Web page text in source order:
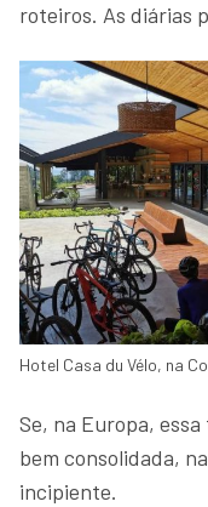
roteiros. As diárias
Hotel Casa du Vélo, na
Se, na Europa,
bem consolidada,
incipiente.